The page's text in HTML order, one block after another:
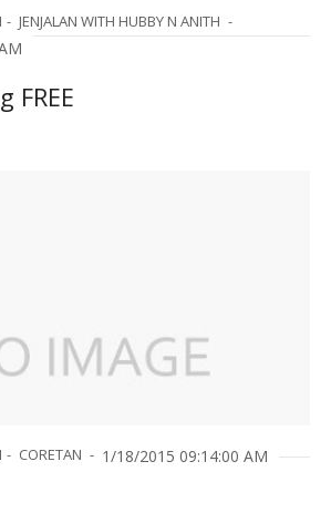
JENJALAN WITH HUBBY N ANITH
FREE
CORETAN 1/18/2015 09:14:00 AM